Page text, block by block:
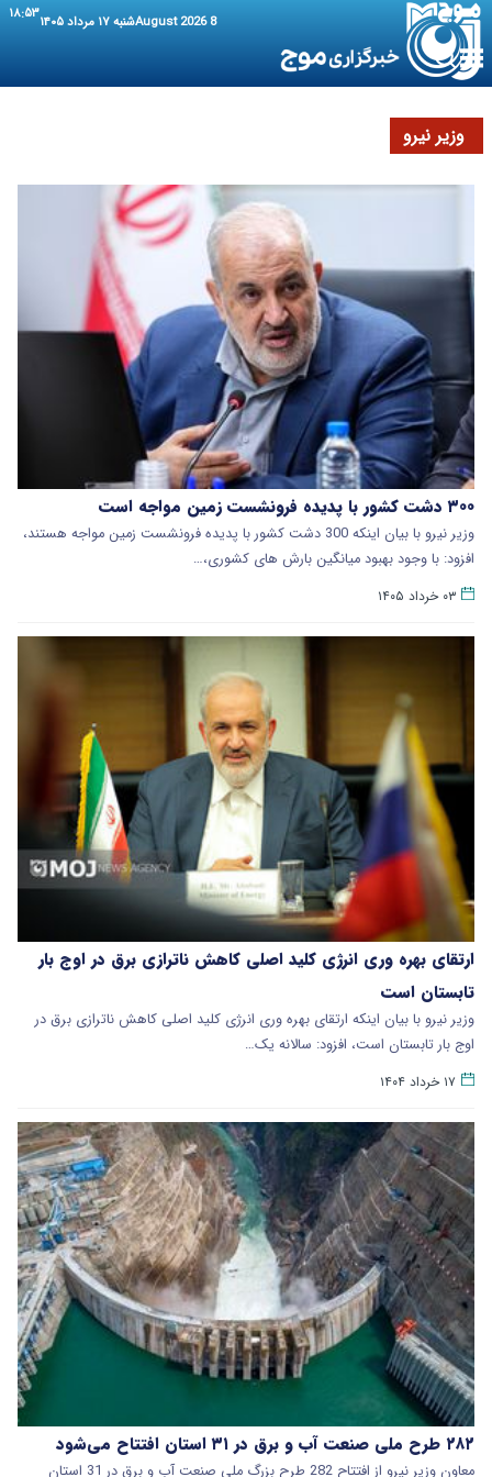
8 August 2026 شنبه ۱۷ مرداد ۱۴۰۵ ۱۸:۵۳
وزیر نیرو
۳۰۰ دشت کشور با پدیده فرونشست زمین مواجه است
وزیر نیرو با بیان اینکه 300 دشت کشور با پدیده فرونشست زمین مواجه هستند،
افزود:‌ با وجود بهبود میانگین بارش های کشوری،…
۰۳ خرداد ۱۴۰۵
ارتقای بهره وری انرژی کلید اصلی کاهش ناترازی برق در اوج بار
تابستان است
وزیر نیرو با بیان اینکه ارتقای بهره وری انرژی کلید اصلی کاهش ناترازی برق در
اوج بار تابستان است، افزود: سالانه یک…
۱۷ خرداد ۱۴۰۴
۲۸۲ طرح ملی صنعت آب و برق در ۳۱ استان افتتاح می‌شود
معاون وزیر نیرو از افتتاح 282 طرح بزرگ ملی صنعت آب و برق در 31 استان